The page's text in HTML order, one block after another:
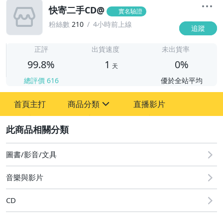
快寄二手CD@ 實名驗證
粉絲數 210 4小時前上線 追蹤
正評
99.8%
總評價 616
出貨速度
1 天
未出貨率
0%
優於全站平均
首頁主打 商品分類
圖書/影音/文具
偶像、球員卡與郵幣
直播影片
圖書/影音/文具
音樂與影片
CD